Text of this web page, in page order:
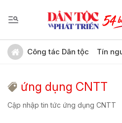
Công tác Dân tộc Tín
ứng dụng CNTT
Cập nhập tin tức ứng dụng CNTT